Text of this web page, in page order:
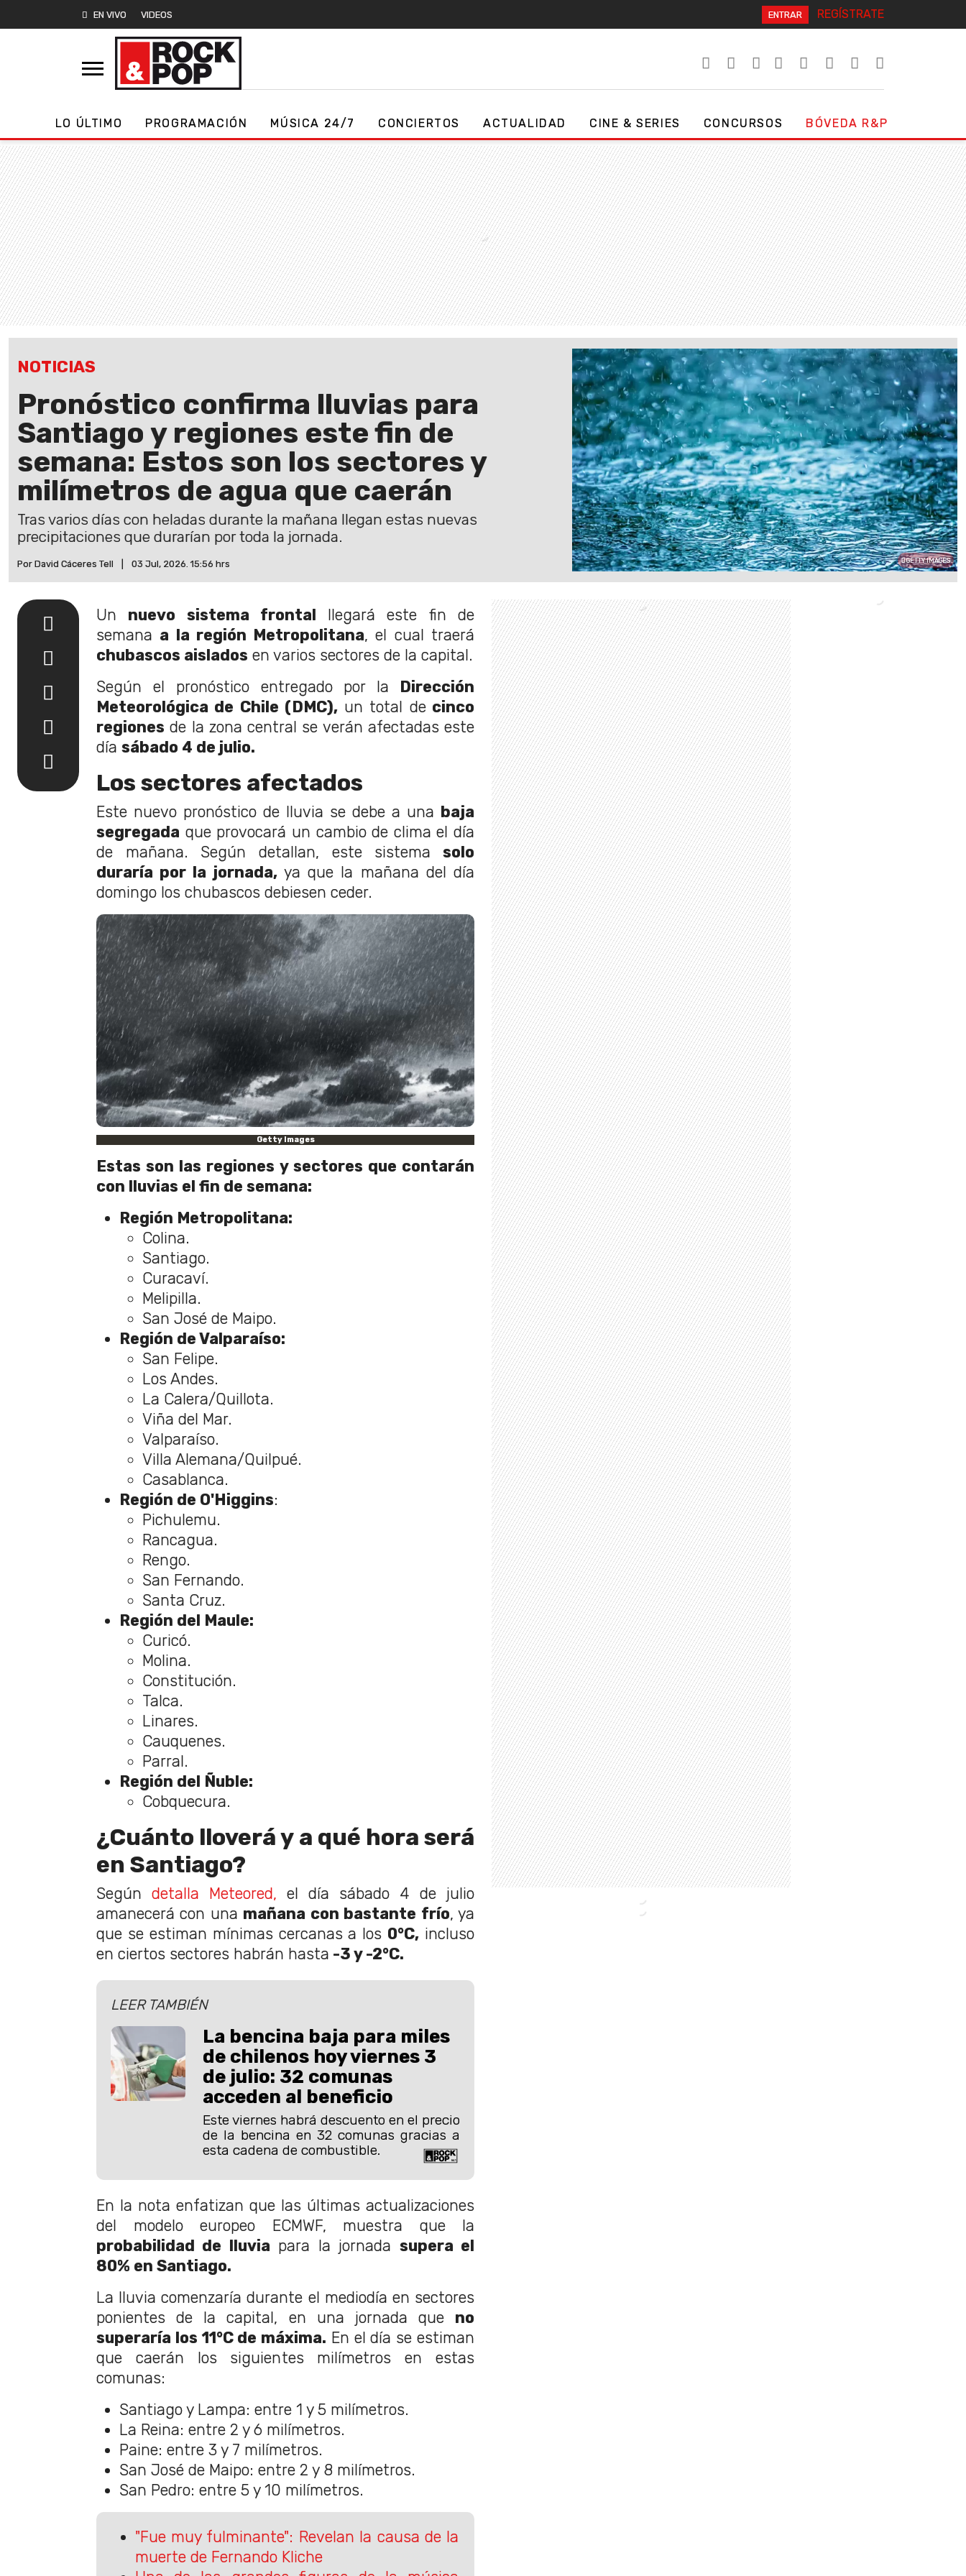
EN VIVO VIDEOS ENTRAR REGÍSTRATE
LO ÚLTIMO PROGRAMACIÓN MÚSICA 24/7 CONCIERTOS ACTUALIDAD CINE & SERIES CONCURSOS BÓVEDA R&P
NOTICIAS
Pronóstico confirma lluvias para
Santiago y regiones este fin de
semana: Estos son los sectores y
milímetros de agua que caerán
Tras varios días con heladas durante la mañana llegan estas nuevas
precipitaciones que durarían por toda la jornada.
Por David Cáceres Tell 03 Jul, 2026. 15:56 hrs GETTY IMAGES
Un nuevo sistema frontal llegará este fin de
semana a la región Metropolitana, el cual traerá
chubascos aislados en varios sectores de la capital.
Según el pronóstico entregado por la Dirección
Meteorológica de Chile (DMC),un total decinco
regiones de la zona central se verán afectadas este
día sábado 4 de julio.
Los sectores afectados
Este nuevo pronóstico de lluvia se debe a una baja
segregada que provocará un cambio de clima el día
de mañana. Según detallan, este sistema solo
duraría por la jornada,ya que la mañana del día
domingo los chubascos debiesen ceder.
Getty Images
Estas son las regiones y sectores que contarán
con lluvias el fin de semana:
Región Metropolitana:
Colina.
Santiago.
Curacaví.
Melipilla.
San José de Maipo.
Región de Valparaíso:
San Felipe.
Los Andes.
La Calera/Quillota.
Viña del Mar.
Valparaíso.
Villa Alemana/Quilpué.
Casablanca.
Región de O'Higgins:
Pichulemu.
Rancagua.
Rengo.
San Fernando.
Santa Cruz.
Región del Maule:
Curicó.
Molina.
Constitución.
Talca.
Linares.
Cauquenes.
Parral.
Región del Ñuble:
Cobquecura.
¿Cuánto lloverá y a qué hora será
en Santiago?
Según detalla Meteored, el día sábado 4 de julio
amanecerá con una mañana con bastante frío, ya
que se estiman mínimas cercanas a los 0°C, incluso
en ciertos sectores habrán hasta -3 y -2°C.
LEER TAMBIÉN
La bencina baja para miles
de chilenos hoy viernes 3
de julio: 32 comunas
acceden al beneficio
Este viernes habrá descuento en el precio
de la bencina en 32 comunas gracias a
esta cadena de combustible.
En la nota enfatizan que las últimas actualizaciones
del modelo europeo ECMWF, muestra que la
probabilidad de lluvia para la jornada supera el
80% en Santiago.
La lluvia comenzaría durante el mediodía en sectores
ponientes de la capital, en una jornada que no
superaría los 11°C de máxima. En el día se estiman
que caerán los siguientes milímetros en estas
comunas:
Santiago y Lampa: entre 1 y 5 milímetros.
La Reina: entre 2 y 6 milímetros.
Paine: entre 3 y 7 milímetros.
San José de Maipo: entre 2 y 8 milímetros.
San Pedro: entre 5 y 10 milímetros.
"Fue muy fulminante": Revelan la causa de la
muerte de Fernando Kliche